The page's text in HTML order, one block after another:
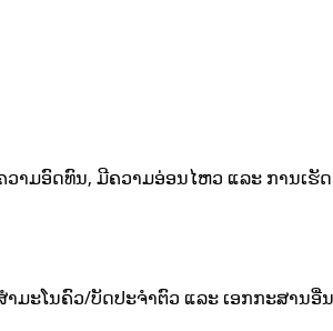
ມອົດທົນ, ມີຄວາມອ່ອນໄຫວ​ ແລະ ການເຮັ
ມະໂນຄົວ/ບັດປະຈຳຕົວ ແລະ ເອກກະສານອື່